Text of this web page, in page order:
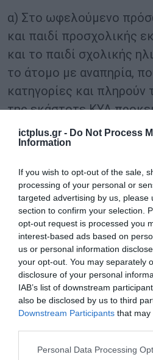
ictplus.gr - Do Not Process
Information
If you wish to opt-out of the sale,
processing of your personal or
targeted advertising by us, please
section to confirm your selection.
opt-out request is processed you
interest-based ads based on
us or personal information
your opt-out. You may separately
disclosure of your personal
IAB’s list of downstream
also be disclosed by us to third
Downstream Participants that may
Please note that this website/app
Personal Data Processing
α) Στο ωφελούμενο
και παιδί προσχολικής
και το παιδί σχολικής
το άτομο με αναπηρία,
κατηγορίες και πληρούν
της εκάστοτε ΚΥΑ
«αξία τοποθέτησης»
ή πρόσωπο που έχει τη
επιμέλεια, ο ανάδοχος
ο συμπαραστάτης του
γ) Στον νόμιμο
(νόμιμος εκπρόσωπος
παρέχει θέσεις
φροντίδας και
παιδιών ή και ατόμων
πλαίσιο της Δράσης).